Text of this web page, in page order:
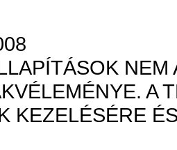
A
KEZELÉSÉRE